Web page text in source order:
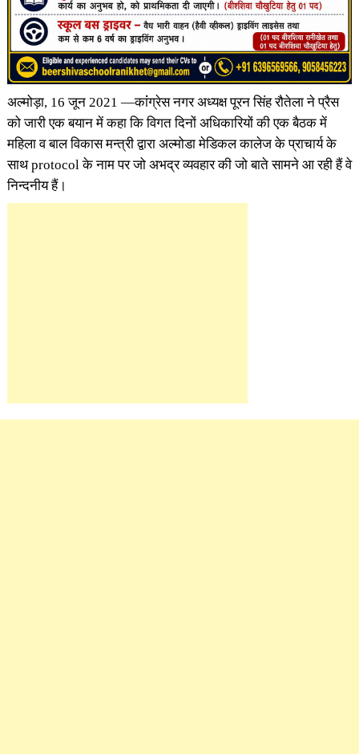
अल्मोड़ा, 16 जून 2021 —कांंग्रेस नगर अध्यक्ष पूरन सिंह रौतेला ने प्रैस
को जारी एक बयान में कहा कि विगत दिनों अधिकारियों की एक बैठक में
महिला व बाल विकास मन्त्री द्वारा अल्मोडा मेडिकल कालेज के प्राचार्य के
साथ protocol के नाम पर जो अभद्र व्यवहार की जो बाते सामने आ रही हैं वे
निन्दनीय हैं।